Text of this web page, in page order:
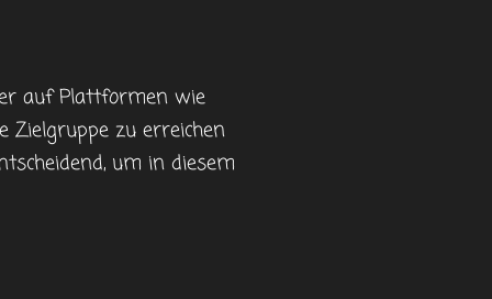
auf Plattformen wie
Zielgruppe zu erreichen
um in diesem